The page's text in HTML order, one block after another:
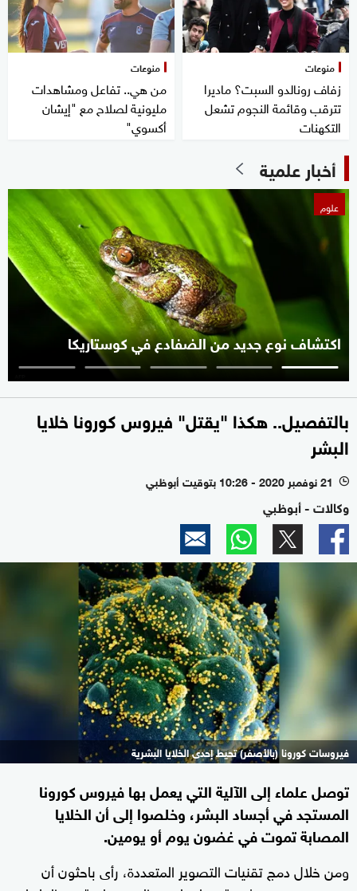
منوعات
زفاف رونالدو السبت؟ ماديرا
تترقب وقائمة النجوم تشعل
التكهنات
منوعات
من هي.. تفاعل ومشاهدات
مليونية لصلاح مع "إيشان
أكسوي"
أخبار علمية
علوم
اكتشاف نوع جديد من الضفادع في كوستاريكا
بالتفصيل.. هكذا "يقتل" فيروس كورونا خلايا
البشر
l 21 نوفمبر 2020 - 10:26 بتوقيت أبوظبي
وكالات - أبوظبي
فيروسات كورونا (بالأصفر) تحيط إحدى الخلايا البشرية
توصل علماء إلى الآلية التي يعمل بها فيروس كورونا
المستجد في أجساد البشر، وخلصوا إلى أن الخلايا
المصابة تموت في غضون يوم أو يومين.
ومن خلال دمج تقنيات التصوير المتعددة، رأى باحثون أن